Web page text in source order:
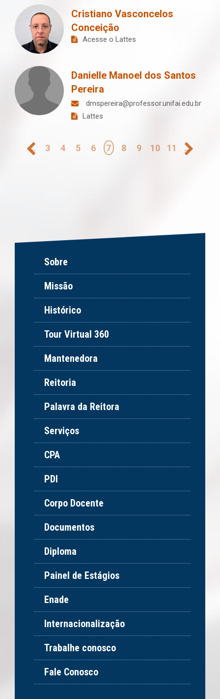
Cristiano Vasconcelos
Conceição
Acesse o Lattes
Danielle Manoel dos Santos
Pereira
dmspereira@professor.unifai.edu.br
Lattes
Paginação
… 3 4 5 6 7 8 9 10 11 …
Sobre
Missão
Histórico
Tour Virtual 360
Mantenedora
Reitoria
Palavra da Reitora
Serviços
CPA
PDI
Corpo Docente
Documentos
Diploma
Painel de Estágios
Enade
Internacionalização
Trabalhe conosco
Fale Conosco